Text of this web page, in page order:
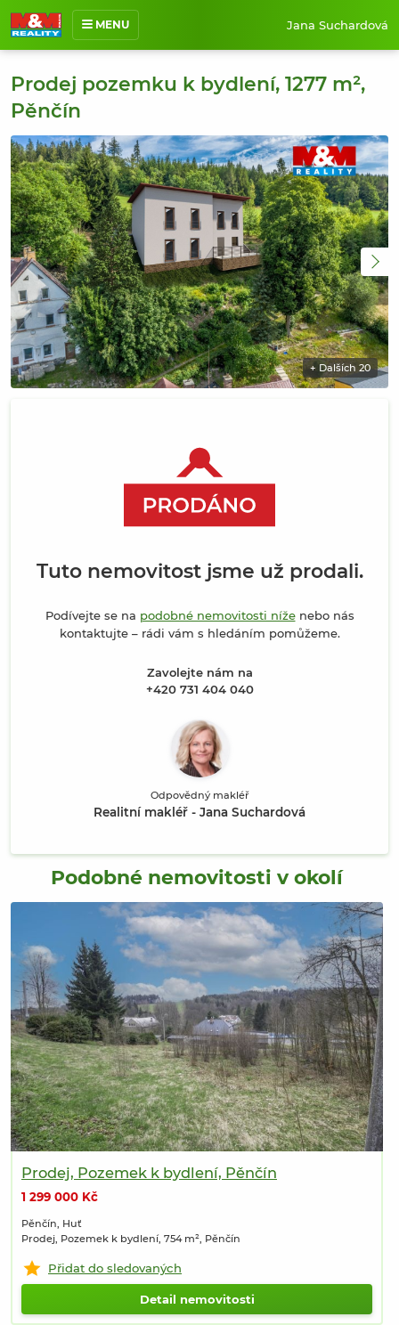
MENU
Nabídka nemovitostí
Reference
Jak pracuji
Kontakt
Jana Suchardová
Prodej pozemku k bydlení, 1277 m²,
Pěnčín
+ Dalších 20
Tuto nemovitost jsme už prodali.
Podívejte se na podobné nemovitosti níženebo nás
kontaktujte – rádi vám s hledáním pomůžeme.
Zavolejte nám na
+420 731 404 040
Odpovědný makléř
Realitní makléř - Jana Suchardová
Podobné nemovitosti v okolí
Prodej, Pozemek k bydlení, Pěnčín
1 299 000 Kč
Pěnčín, Huť
Prodej, Pozemek k bydlení, 754 m², Pěnčín
Přidat do sledovaných
Detail nemovitosti